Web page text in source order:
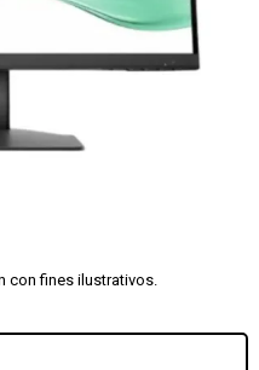
con fines ilustrativos.